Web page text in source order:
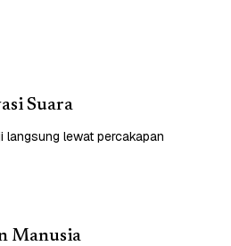
Suara
langsung lewat percakapan
Manusia